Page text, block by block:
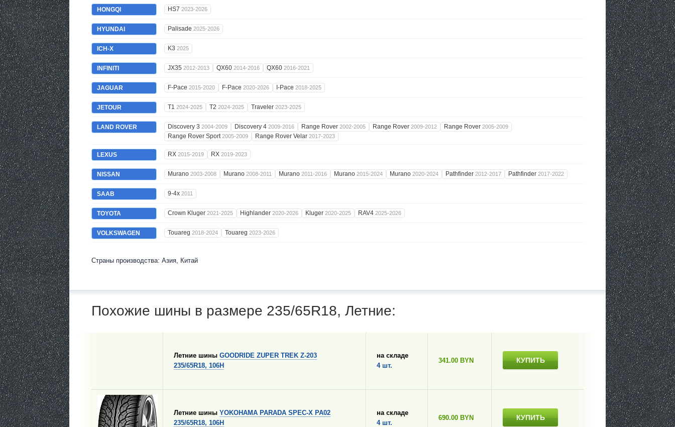
HONGQI HS7 2023-2026
HYUNDAI Palisade 2025-2026
ICH-X K3 2025
INFINITI JX35 2012-2013 QX60 2014-2016 QX60 2016-2021
JAGUAR F-Pace 2015-2020 F-Pace 2020-2026 I-Pace 2018-2025
JETOUR T1 2024-2025 T2 2024-2025 Traveler 2023-2025
LAND ROVER Discovery 3 2004-2009 Discovery 4 2009-2016 Range Rover 2002-2005 Range Rover 2009-2012 Range Rover 2005-2009
Range Rover Sport2005-2009 Range Rover Velar 2017-2023
LEXUS RX 2015-2019 RX 2019-2023
NISSAN Murano 2003-2008 Murano 2008-2011 Murano 2011-2016 Murano 2015-2024 Murano 2020-2024 Pathfinder 2012-2017 Pathfinder 2017-2022
SAAB 9-4x 2011
TOYOTA Crown Kluger 2021-2025 Highlander 2020-2026 Kluger 2020-2025 RAV4 2025-2026
VOLKSWAGEN Touareg 2018-2024 Touareg 2023-2026
Страны производства: Азия, Китай
Похожие шины в размере 235/65R18, Летние:
Летние шины GOODRIDE ZUPER TREK Z-203
235/65R18, 106H
на складе
4 шт.
341.00 BYN КУПИТЬ
Летние шины YOKOHAMA PARADA SPEC-X PA02
235/65R18, 106H
на складе
4 шт.
690.00 BYN КУПИТЬ